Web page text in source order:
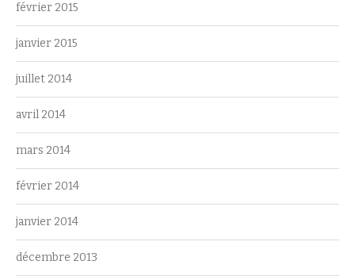
février 2015
janvier 2015
juillet 2014
avril 2014
mars 2014
février 2014
janvier 2014
décembre 2013